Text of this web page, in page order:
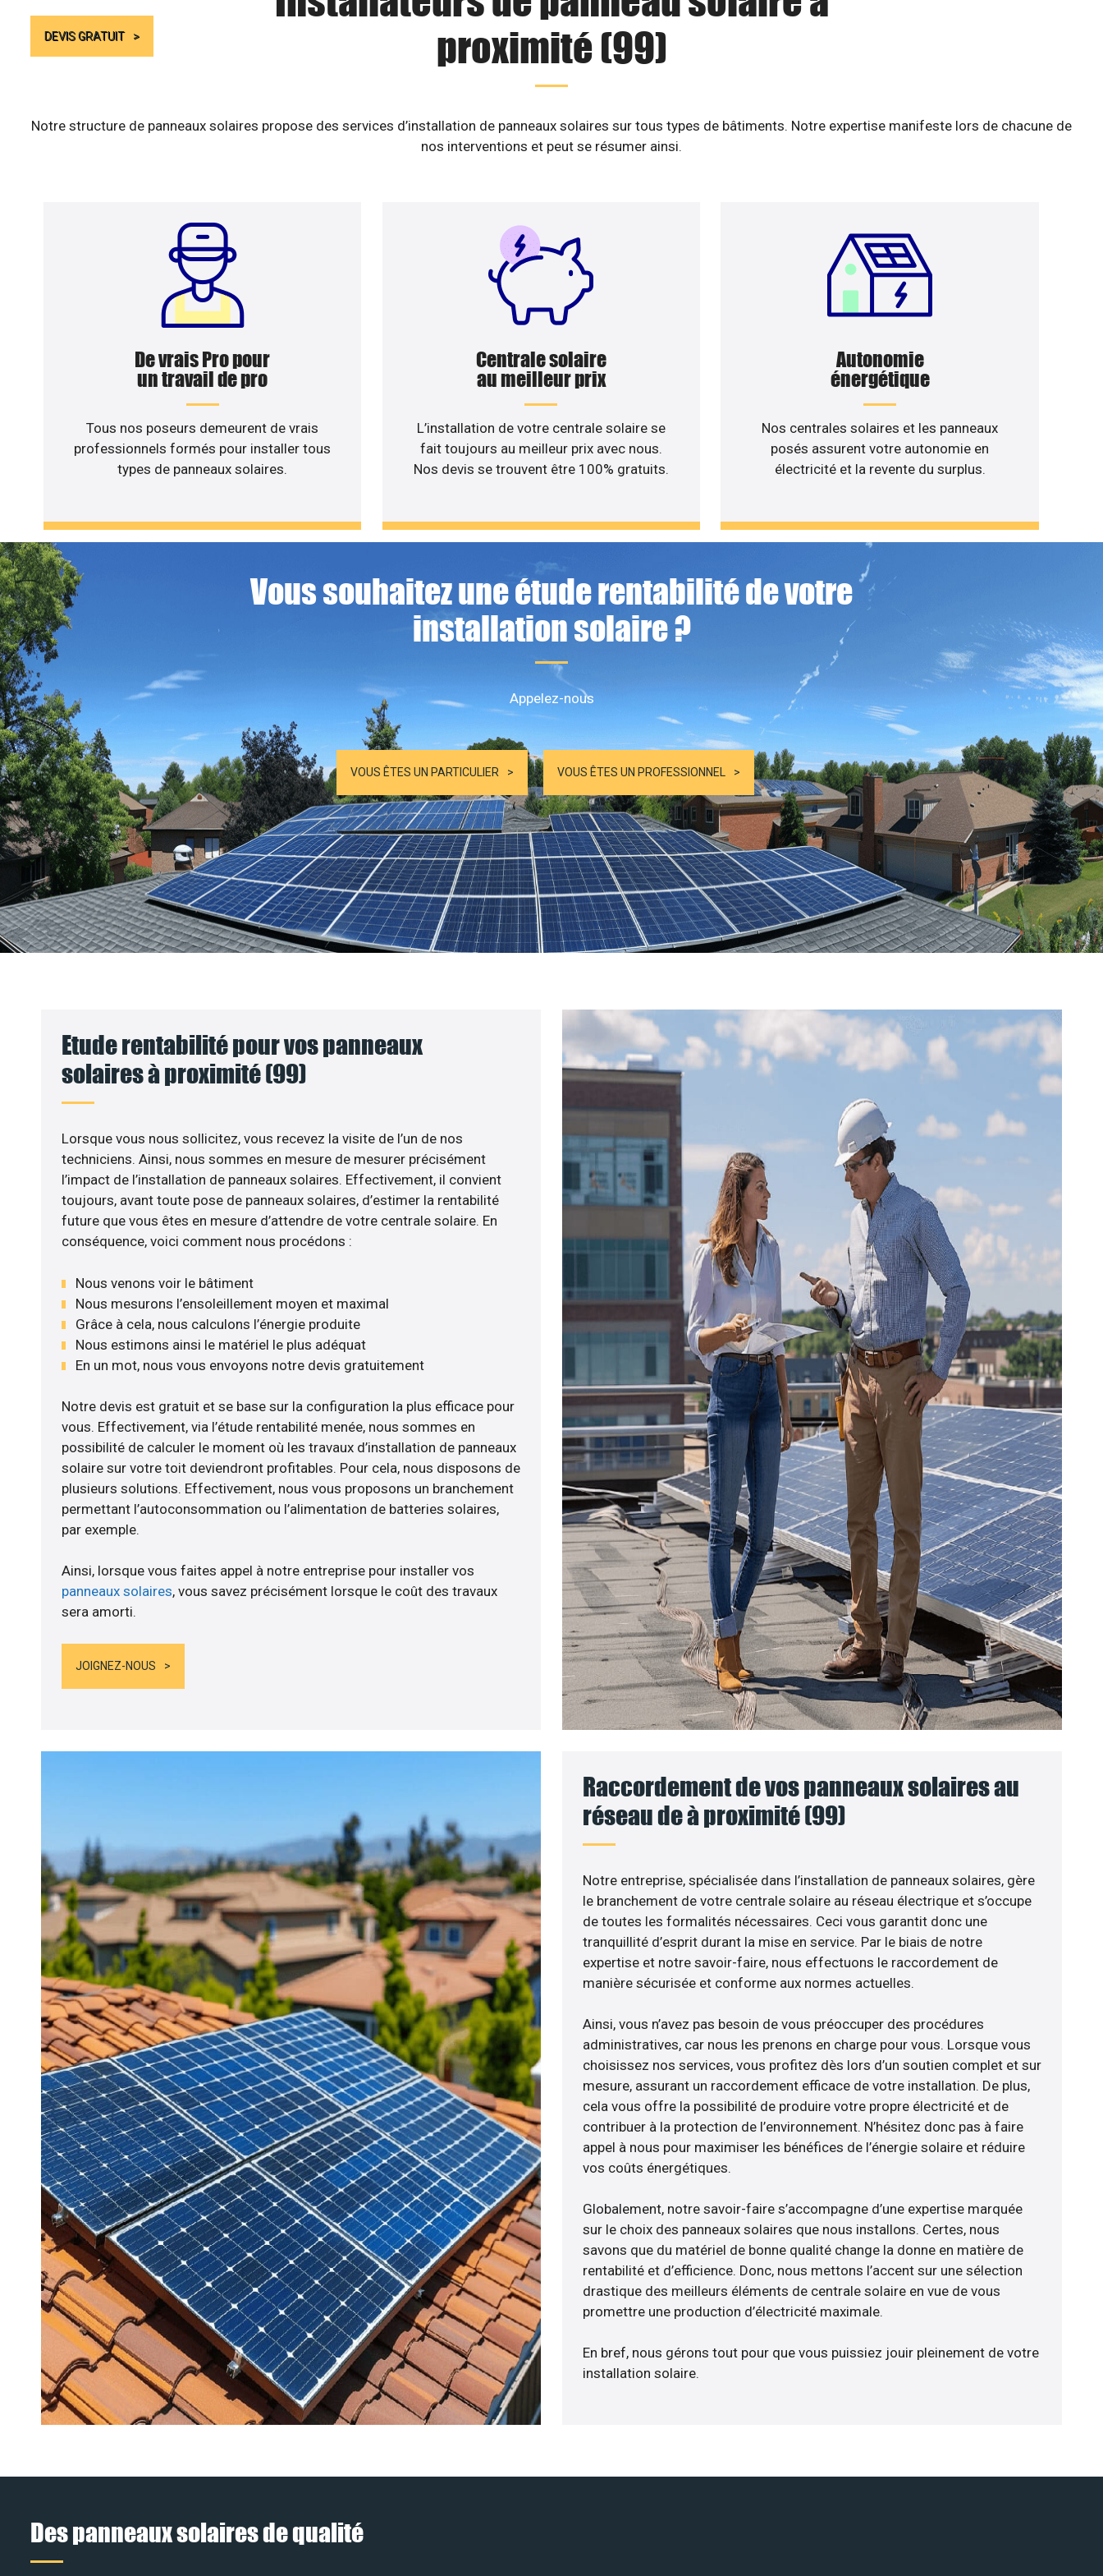
DEVIS GRATUIT
proximité (99)
Notre structure de panneaux solaires propose des services d’installation de panneaux solaires sur tous types de bâtiments. Notre expertise manifeste lors de chacune de
nos interventions et peut se résumer ainsi.
De vrais Pro pour
un travail de pro
Tous nos poseurs demeurent de vrais
professionnels formés pour installer tous
types de panneaux solaires.
Centrale solaire
au meilleur prix
L’installation de votre centrale solaire se
fait toujours au meilleur prix avec nous.
Nos devis se trouvent être 100% gratuits.
Autonomie
énergétique
Nos centrales solaires et les panneaux
posés assurent votre autonomie en
électricité et la revente du surplus.
Vous souhaitez une étude rentabilité de votre
installation solaire ?
Appelez-nous
VOUS ÊTES UN PARTICULIER VOUS ÊTES UN PROFESSIONNEL
Etude rentabilité pour vos panneaux
solaires à proximité (99)
Lorsque vous nous sollicitez, vous recevez la visite de l’un de nos
techniciens. Ainsi, nous sommes en mesure de mesurer précisément
l’impact de l’installation de panneaux solaires. Effectivement, il convient
toujours, avant toute pose de panneaux solaires, d’estimer la rentabilité
future que vous êtes en mesure d’attendre de votre centrale solaire. En
conséquence, voici comment nous procédons :
Nous venons voir le bâtiment
Nous mesurons l’ensoleillement moyen et maximal
Grâce à cela, nous calculons l’énergie produite
Nous estimons ainsi le matériel le plus adéquat
En un mot, nous vous envoyons notre devis gratuitement
Notre devis est gratuit et se base sur la configuration la plus efficace pour
vous. Effectivement, via l’étude rentabilité menée, nous sommes en
possibilité de calculer le moment où les travaux d’installation de panneaux
solaire sur votre toit deviendront profitables. Pour cela, nous disposons de
plusieurs solutions. Effectivement, nous vous proposons un branchement
permettant l’autoconsommation ou l’alimentation de batteries solaires,
par exemple.
Ainsi, lorsque vous faites appel à notre entreprise pour installer vos
panneaux solaires, vous savez précisément lorsque le coût des travaux
sera amorti.
JOIGNEZ-NOUS
Raccordement de vos panneaux solaires au
réseau de à proximité (99)
Notre entreprise, spécialisée dans l’installation de panneaux solaires, gère
le branchement de votre centrale solaire au réseau électrique et s’occupe
de toutes les formalités nécessaires. Ceci vous garantit donc une
tranquillité d’esprit durant la mise en service. Par le biais de notre
expertise et notre savoir-faire, nous effectuons le raccordement de
manière sécurisée et conforme aux normes actuelles.
Ainsi, vous n’avez pas besoin de vous préoccuper des procédures
administratives, car nous les prenons en charge pour vous. Lorsque vous
choisissez nos services, vous profitez dès lors d’un soutien complet et sur
mesure, assurant un raccordement efficace de votre installation. De plus,
cela vous offre la possibilité de produire votre propre électricité et de
contribuer à la protection de l’environnement. N’hésitez donc pas à faire
appel à nous pour maximiser les bénéfices de l’énergie solaire et réduire
vos coûts énergétiques.
Globalement, notre savoir-faire s’accompagne d’une expertise marquée
sur le choix des panneaux solaires que nous installons. Certes, nous
savons que du matériel de bonne qualité change la donne en matière de
rentabilité et d’efficience. Donc, nous mettons l’accent sur une sélection
drastique des meilleurs éléments de centrale solaire en vue de vous
promettre une production d’électricité maximale.
En bref, nous gérons tout pour que vous puissiez jouir pleinement de votre
installation solaire.
Des panneaux solaires de qualité